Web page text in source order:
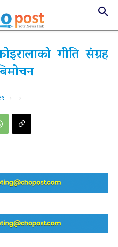
गीति संग्रह